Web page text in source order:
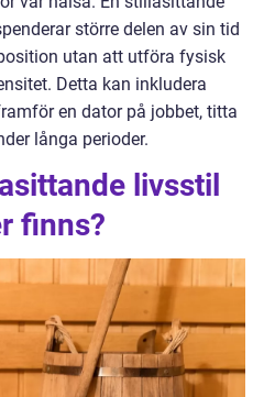
större delen av sin tid
utan att utföra fysisk
Detta kan inkludera
en dator på jobbet, titta
långa perioder.
livsstil
finns?